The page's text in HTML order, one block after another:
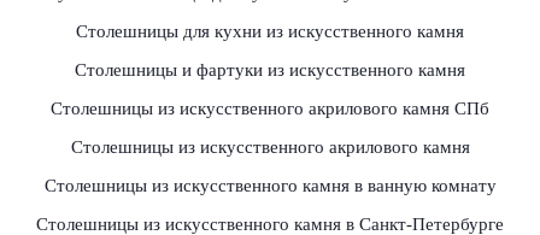
Столешницы для кухни из искусственного камня
Столешницы и фартуки из искусственного камня
Столешницы из искусственного акрилового камня СПб
Столешницы из искусственного акрилового камня
Столешницы из искусственного камня в ванную комнату
Столешницы из искусственного камня в Санкт-Петербурге